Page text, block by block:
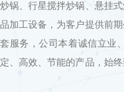
炒锅、行星搅拌炒锅、悬挂
品加工设备，为客户提供前
套服务，公司本着诚信立业
定、高效、节能的产品，始